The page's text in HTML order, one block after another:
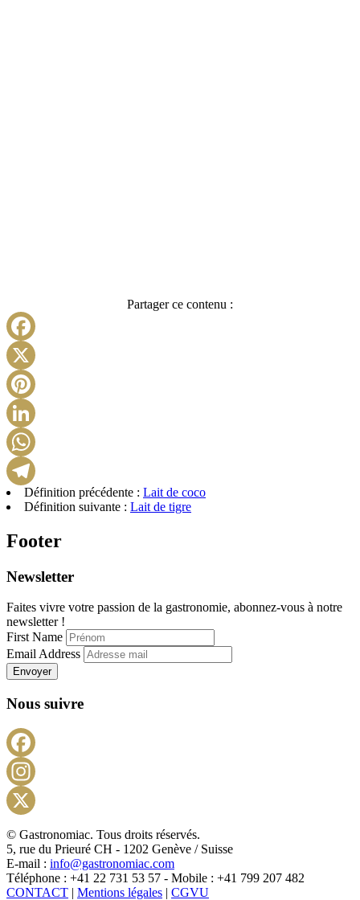
Partager ce contenu :
Telegram
Définition précédente : Lait de coco
Définition suivante : Lait de tigre
Footer
Newsletter
Faites vivre votre passion de la gastronomie, abonnez-vous à notre
newsletter !
First Name
Email Address
Envoyer
Nous suivre
X
© Gastronomiac. Tous droits réservés.
5, rue du Prieuré CH - 1202 Genève / Suisse
E-mail : info@gastronomiac.com
Téléphone : +41 22 731 53 57 - Mobile : +41 799 207 482
CONTACT | Mentions légales | CGVU